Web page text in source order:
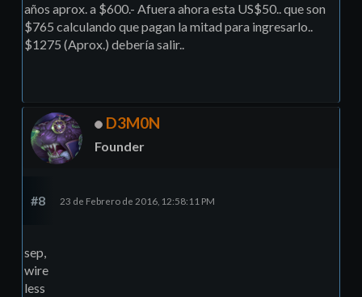
años aprox. a $600.- Afuera ahora esta US$50.. que son
$765 calculando que pagan la mitad para ingresarlo..
$1275 (Aprox.) debería salir..
D3M0N
Founder
#8 23 de Febrero de 2016, 12:58:11 PM
sep,
wire
less